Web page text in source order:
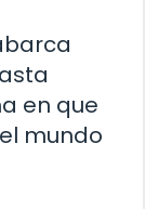
en que
mundo